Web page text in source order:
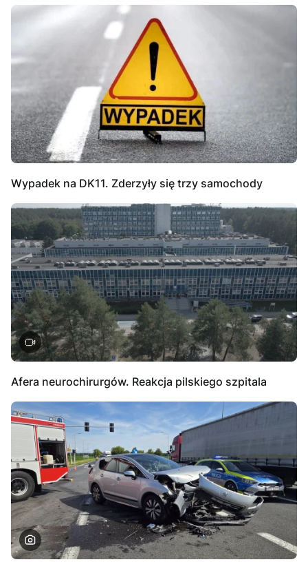
Wypadek na DK11. Zderzyły się trzy samochody
Afera neurochirurgów. Reakcja pilskiego szpitala